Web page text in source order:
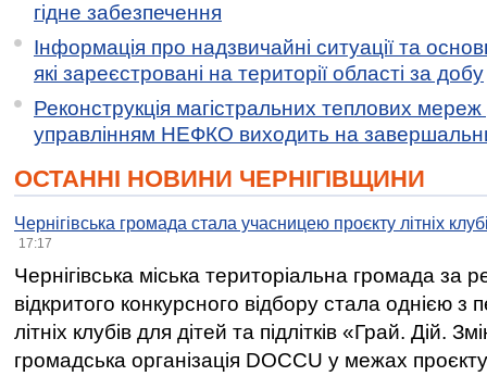
гідне забезпечення
Інформація про надзвичайні ситуації та
які зареєстровані на території області за добу
Реконструкція магістральних теплових мереж
управлінням НЕФКО виходить на
ОСТАННІ НОВИНИ ЧЕРНІГІВЩИНИ
Чернігівська громада стала учасницею проєкту літніх
17:17
Чернігівська міська територіальна громада за
відкритого конкурсного відбору стала однією
літніх клубів для дітей та підлітків «Грай. Дій.
громадська організація DOCCU у межах